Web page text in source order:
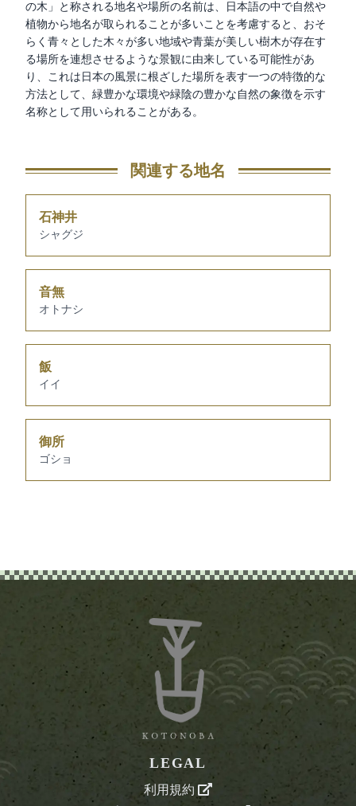
の木」と称される地名や場所の名前は、日本語の中で自然や
植物から地名が取られることが多いことを考慮すると、おそ
らく青々とした木々が多い地域や青葉が美しい樹木が存在す
る場所を連想させるような景観に由来している可能性があ
り、これは日本の風景に根ざした場所を表す一つの特徴的な
方法として、緑豊かな環境や緑陰の豊かな自然の象徴を示す
名称として用いられることがある。
関連する地名
石神井
シャグジ
音無
オトナシ
飯
イイ
御所
ゴショ
LEGAL
利用規約